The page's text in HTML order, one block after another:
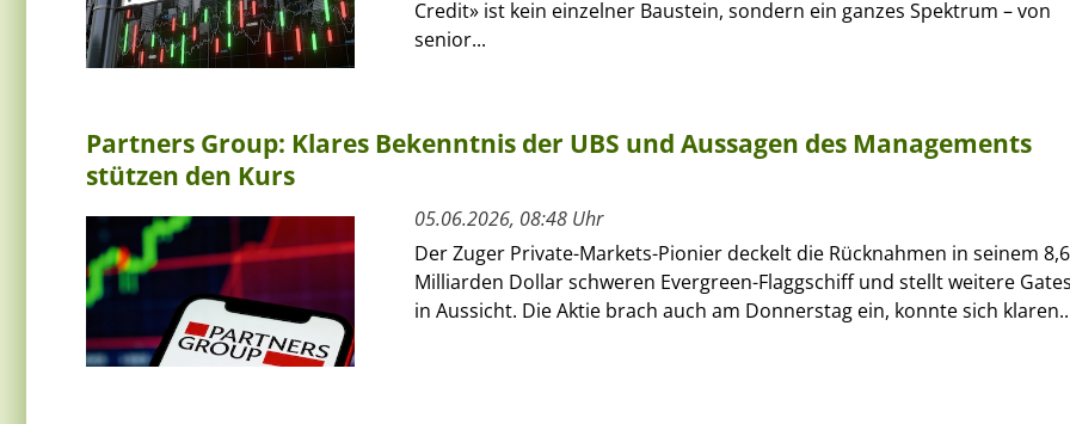
Credit» ist kein einzelner Baustein, sondern ein ganzes Spektrum – von
senior...
Partners Group: Klares Bekenntnis der UBS und Aussagen des Managements
stützen den Kurs
05.06.2026, 08:48 Uhr
Der Zuger Private-Markets-Pionier deckelt die Rücknahmen in seinem 8,6
Milliarden Dollar schweren Evergreen-Flaggschiff und stellt weitere
in Aussicht. Die Aktie brach auch am Donnerstag ein, konnte sich